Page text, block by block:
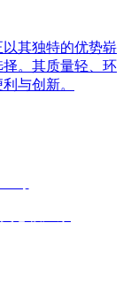
其独特的优势崭
。其质量轻、环
与创新。